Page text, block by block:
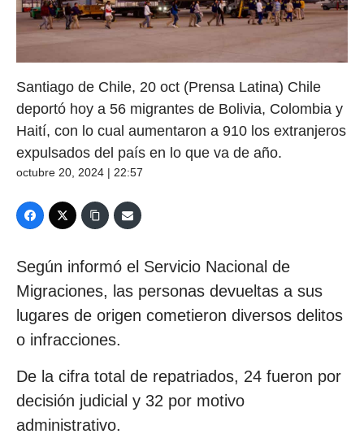
Santiago de Chile, 20 oct (Prensa Latina) Chile
deportó hoy a 56 migrantes de Bolivia, Colombia y
Haití, con lo cual aumentaron a 910 los extranjeros
expulsados del país en lo que va de año.
octubre 20, 2024 | 22:57
Según informó el Servicio Nacional de
Migraciones, las personas devueltas a sus
lugares de origen cometieron diversos delitos
o infracciones.
De la cifra total de repatriados, 24 fueron por
decisión judicial y 32 por motivo
administrativo.